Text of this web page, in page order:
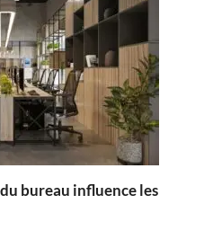
bureau influence les